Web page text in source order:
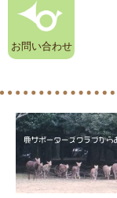
お問い合わせ
初めての方は